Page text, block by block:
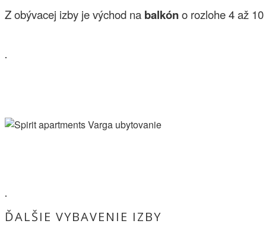
Z obývacej izby je východ na balkóno rozlohe 4 až
.
.
ĎALŠIE VYBAVENIE IZBY